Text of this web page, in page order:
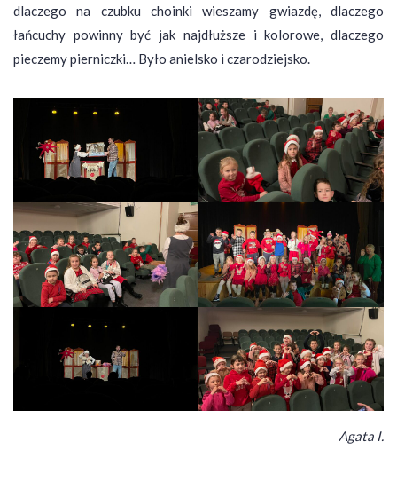
dlaczego na czubku choinki wieszamy gwiazdę, dlaczego
łańcuchy powinny być jak najdłuższe i kolorowe, dlaczego
pieczemy pierniczki… Było anielsko i czarodziejsko.
Agata I.